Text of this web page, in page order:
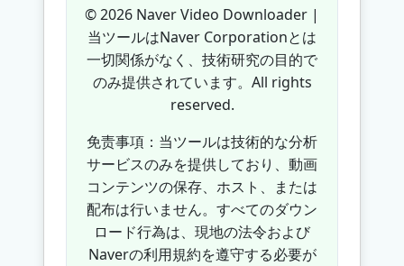
© 2026 Naver Video Downloader |
当ツールはNaver Corporationとは
一切関係がなく、技術研究の目的で
のみ提供されています。All rights
reserved.
免责事項：当ツールは技術的な分析
サービスのみを提供しており、動画
コンテンツの保存、ホスト、または
配布は行いません。すべてのダウン
ロード行為は、現地の法令および
Naverの利用規約を遵守する必要が